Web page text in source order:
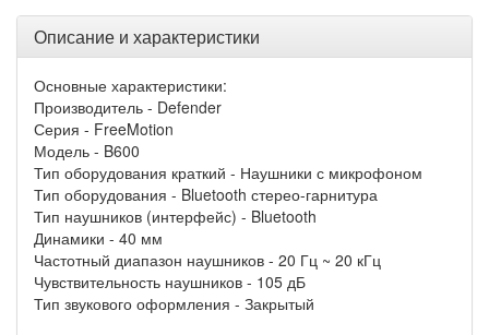
Описание и характеристики
Основные характеристики:
Производитель - Defender
Серия - FreeMotion
Модель - B600
Тип оборудования краткий - Наушники с микрофоном
Тип оборудования - Bluetooth стерео-гарнитура
Тип наушников (интерфейс) - Bluetooth
Динамики - 40 мм
Частотный диапазон наушников - 20 Гц ~ 20 кГц
Чувствительность наушников - 105 дБ
Тип звукового оформления - Закрытый